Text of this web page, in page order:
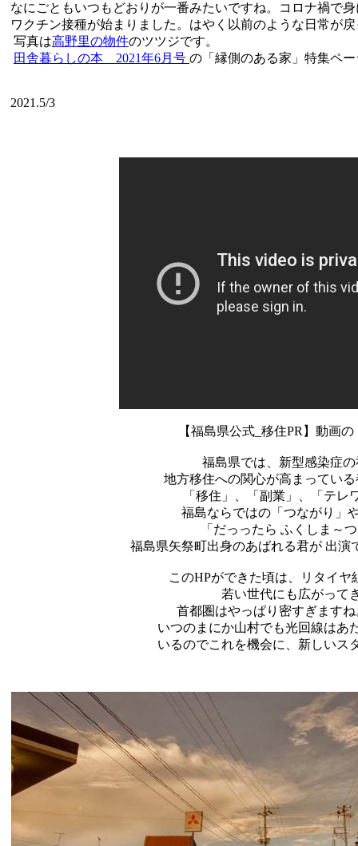
なにごともいつもどおりが一番みたいですね。コロナ禍で
ワクチン接種が始まりました。はやく以前のような日常が
写真は高野里の物件のツツジです。
田舎暮らしの本 2021年6月号 の「縁側のある家」特集ペ
2021.5/3
【福島県公式_移住PR】動画
福島県では、新型感染症
地方移住への関心が高まってい
「移住」、「副業」、「テ
福島ならではの「つながり」
「だっったら ふくしま～
福島県矢祭町出身のあばれる君が 出
このHPができた頃は、リタイ
若い世代にも広がって
首都圏はやっぱり密すぎます
いつのまにか山村でも光回線はあ
いるのでこれを機会に、新しいス